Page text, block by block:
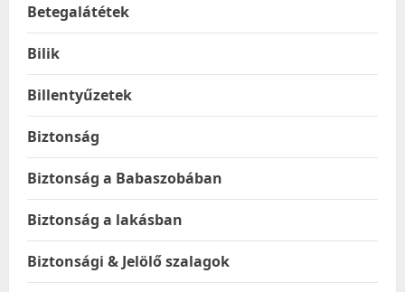
Betegalátétek
Bilik
Billentyűzetek
Biztonság
Biztonság a Babaszobában
Biztonság a lakásban
Biztonsági & Jelölő szalagok